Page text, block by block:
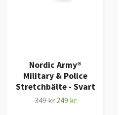
Nordic Army®
Military & Police
Stretchbälte - Svart
349 kr 249 kr